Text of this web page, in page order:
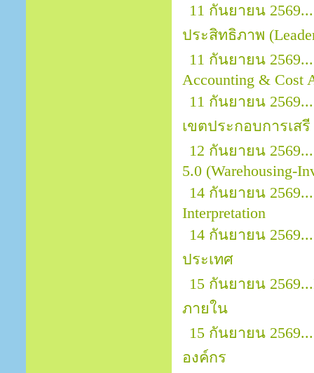
11 กันยายน
ประสิทธิภาพ
11 กันยายน
Accounting & Cost
11 กันยายน
เขตประกอบการเสรี
12 กันยายน
5.0 (Warehousing-
14 กันยายน
Interpretation
14 กันยายน
ประเทศ
15 กันยายน
ภายใน
15 กันยายน
องค์กร